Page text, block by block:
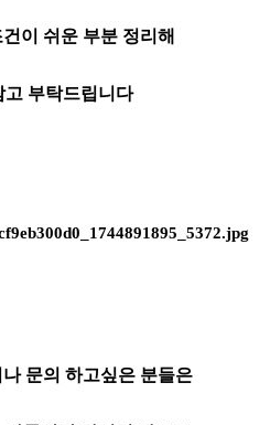
이 쉬운 부분 정리해
고 부탁드립니다
문의 하고싶은 분들은